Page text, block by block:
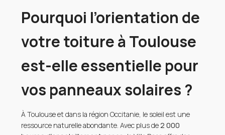
Pourquoi l’orientation de
votre toiture à Toulouse
est-elle essentielle pour
vos panneaux solaires ?
À Toulouse et dans la région Occitanie, le soleil est une
ressource naturelle abondante. Avec plus de 2 000